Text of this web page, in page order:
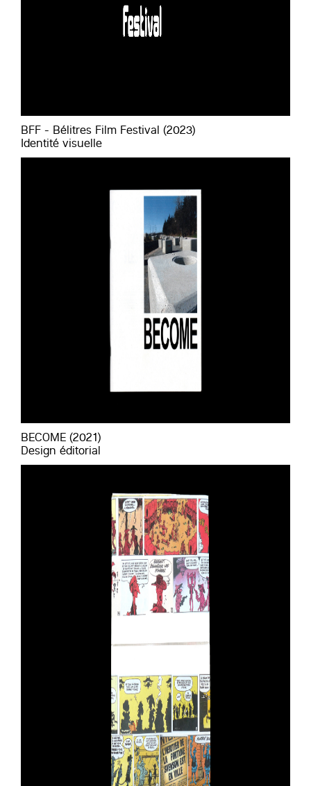
BFF - Bélitres Film Festival (2023)
Identité visuelle
BECOME (2021)
Design éditorial